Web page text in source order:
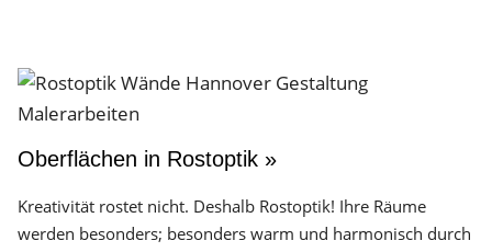
Oberflächen in Rostoptik »
Kreativität rostet nicht. Deshalb Rostoptik! Ihre Räume
werden besonders; besonders warm und harmonisch durch